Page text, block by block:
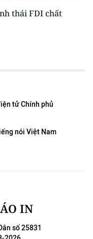
thái FDI chất
tử Chính phủ
nói Việt Nam
IN
số 25831